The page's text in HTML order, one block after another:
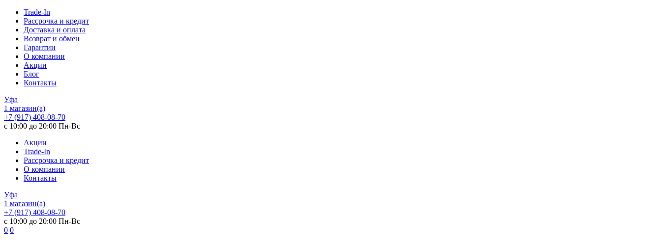
Trade-In
Рассрочка и кредит
Доставка и оплата
Возврат и обмен
Гарантии
О компании
Акции
Блог
Контакты
Уфа
1 магазин(а)
+7 (917) 408-08-70
с 10:00 до 20:00 Пн-Вс
Акции
Trade-In
Рассрочка и кредит
О компании
Контакты
Уфа
1 магазин(а)
+7 (917) 408-08-70
с 10:00 до 20:00 Пн-Вс
0 0